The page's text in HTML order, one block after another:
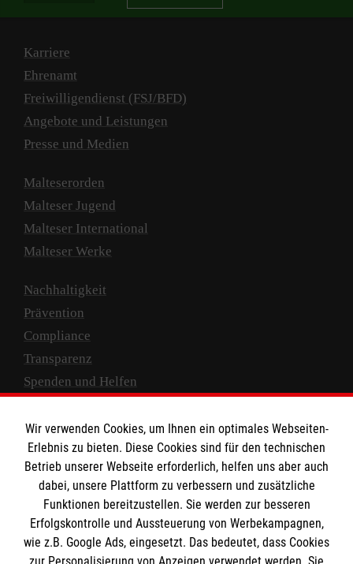
Karriere
Ehrenamt
Freiwilligendienst (FSJ/BFD)
Angebote und Leistungen
Presse und Medien
Malteserorden
Malteser Jugend
Malteser International
Malteser Werke
Nachhaltigkeit
Prävention
Compliance
Transparenz
Spenden und Helfen
Empfänger: Malteser Hilfsdienst e.V.
IBAN: DE10 3706 0120 1201 2000 12
BIC: GENODED 1PA7
Wir verwenden Cookies, um Ihnen ein optimales Webseiten-
Erlebnis zu bieten. Diese Cookies sind für den technischen
Betrieb unserer Webseite erforderlich, helfen uns aber auch
dabei, unsere Plattform zu verbessern und zusätzliche
Funktionen bereitzustellen. Sie werden zur besseren
Erfolgskontrolle und Aussteuerung von Werbekampagnen,
wie z.B. Google Ads, eingesetzt. Das bedeutet, dass Cookies